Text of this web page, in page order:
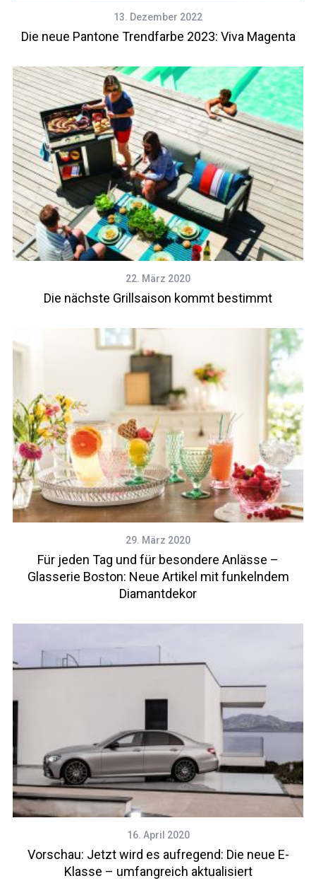
13. Dezember 2022
Die neue Pantone Trendfarbe 2023: Viva Magenta
22. März 2020
Die nächste Grillsaison kommt bestimmt
29. März 2020
Für jeden Tag und für besondere Anlässe –
Glasserie Boston: Neue Artikel mit funkelndem
Diamantdekor
16. April 2020
Vorschau: Jetzt wird es aufregend: Die neue E-
Klasse – umfangreich aktualisiert